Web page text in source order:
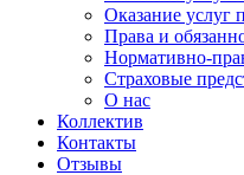
Оказание
Права и
Нормативно-
Страховые
О нас
Коллектив
Контакты
Отзывы